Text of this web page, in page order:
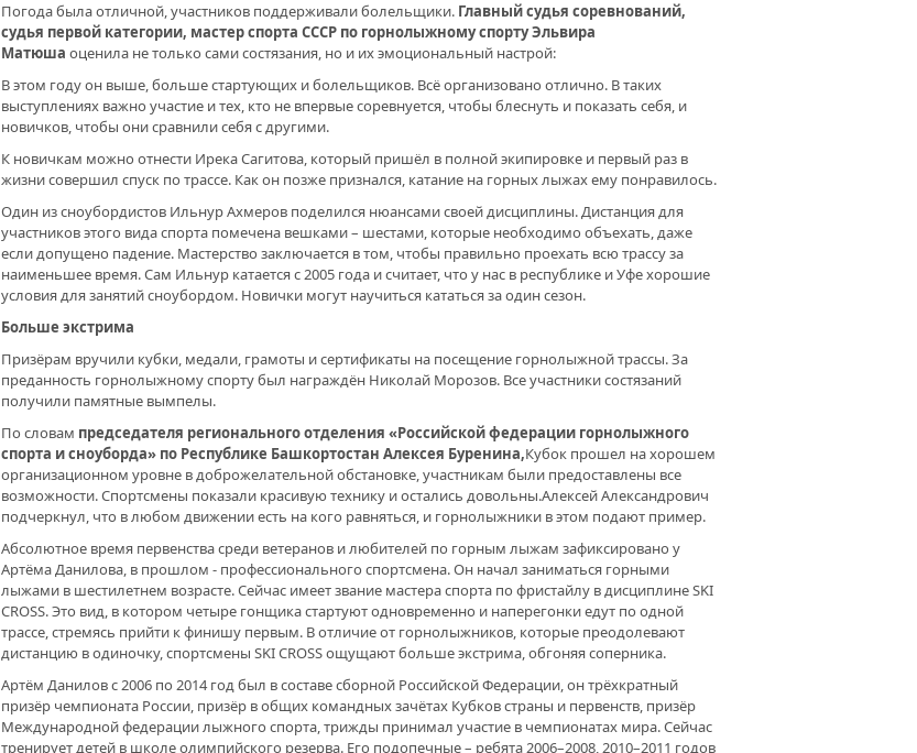
Погода была отличной, участников поддерживали болельщики. Главный судья соревнований,
судья первой категории, мастер спорта СССР по горнолыжному спорту Эльвира
Матюша оценила не только сами состязания, но и их эмоциональный настрой:
В этом году он выше, больше стартующих и болельщиков. Всё организовано отлично. В таких
выступлениях важно участие и тех, кто не впервые соревнуется, чтобы блеснуть и показать себя, и
новичков, чтобы они сравнили себя с другими.
К новичкам можно отнести Ирека Сагитова, который пришёл в полной экипировке и первый раз в
жизни совершил спуск по трассе. Как он позже признался, катание на горных лыжах ему понравилось.
Один из сноубордистов Ильнур Ахмеров поделился нюансами своей дисциплины. Дистанция для
участников этого вида спорта помечена вешками – шестами, которые необходимо объехать, даже
если допущено падение. Мастерство заключается в том, чтобы правильно проехать всю трассу за
наименьшее время. Сам Ильнур катается с 2005 года и считает, что у нас в республике и Уфе хорошие
условия для занятий сноубордом. Новички могут научиться кататься за один сезон.
Больше экстрима
Призёрам вручили кубки, медали, грамоты и сертификаты на посещение горнолыжной трассы. За
преданность горнолыжному спорту был награждён Николай Морозов. Все участники состязаний
получили памятные вымпелы.
По словам председателя регионального отделения «Российской федерации горнолыжного
спорта и сноуборда» по Республике Башкортостан Алексея Буренина,Кубок прошел на хорошем
организационном уровне в доброжелательной обстановке, участникам были предоставлены все
возможности. Спортсмены показали красивую технику и остались довольны.Алексей Александрович
подчеркнул, что в любом движении есть на кого равняться, и горнолыжники в этом подают пример.
Абсолютное время первенства среди ветеранов и любителей по горным лыжам зафиксировано у
Артёма Данилова, в прошлом - профессионального спортсмена. Он начал заниматься горными
лыжами в шестилетнем возрасте. Сейчас имеет звание мастера спорта по фристайлу в дисциплине SKI
CROSS. Это вид, в котором четыре гонщика стартуют одновременно и наперегонки едут по одной
трассе, стремясь прийти к финишу первым. В отличие от горнолыжников, которые преодолевают
дистанцию в одиночку, спортсмены SKI CROSS ощущают больше экстрима, обгоняя соперника.
Артём Данилов с 2006 по 2014 год был в составе сборной Российской Федерации, он трёхкратный
призёр чемпионата России, призёр в общих командных зачётах Кубков страны и первенств, призёр
Международной федерации лыжного спорта, трижды принимал участие в чемпионатах мира. Сейчас
тренирует детей в школе олимпийского резерва. Его подопечные – ребята 2006–2008, 2010–2011 годов